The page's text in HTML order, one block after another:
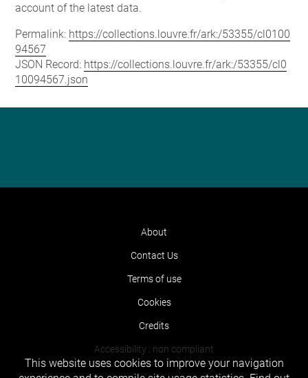
account of the latest data.
Permalink: https://collections.louvre.fr/ark:/53355/cl0100
94567
JSON Record: https://collections.louvre.fr/ark:/53355/cl0
10094567.json
About
Contact Us
Terms of use
Cookies
Credits
Accessibility : non compliant
This website uses cookies to improve your navigation